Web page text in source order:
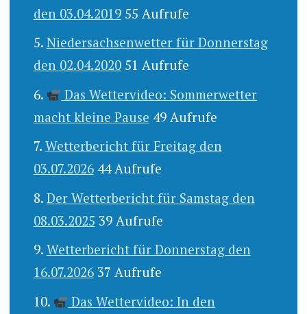
den 03.04.2019 55 Aufrufe
Niedersachsenwetter für Donnerstag
den 02.04.2020 51 Aufrufe
Das Wettervideo: Sommerwetter
macht kleine Pause 49 Aufrufe
Wetterbericht für Freitag den
03.07.2026 44 Aufrufe
Der Wetterbericht für Samstag den
08.03.2025 39 Aufrufe
Wetterbericht für Donnerstag den
16.07.2026 37 Aufrufe
Das Wettervideo: In den